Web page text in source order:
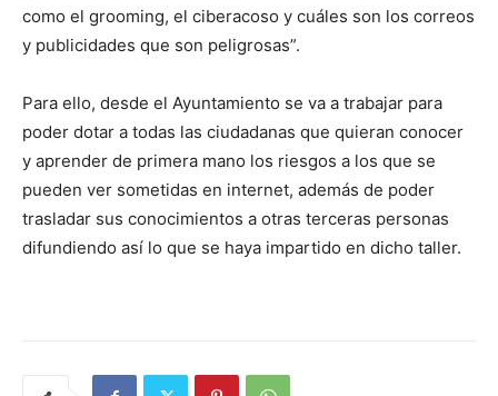
como el grooming, el ciberacoso y cuáles son los correos
y publicidades que son peligrosas”.
Para ello, desde el Ayuntamiento se va a trabajar para
poder dotar a todas las ciudadanas que quieran conocer
y aprender de primera mano los riesgos a los que se
pueden ver sometidas en internet, además de poder
trasladar sus conocimientos a otras terceras personas
difundiendo así lo que se haya impartido en dicho taller.